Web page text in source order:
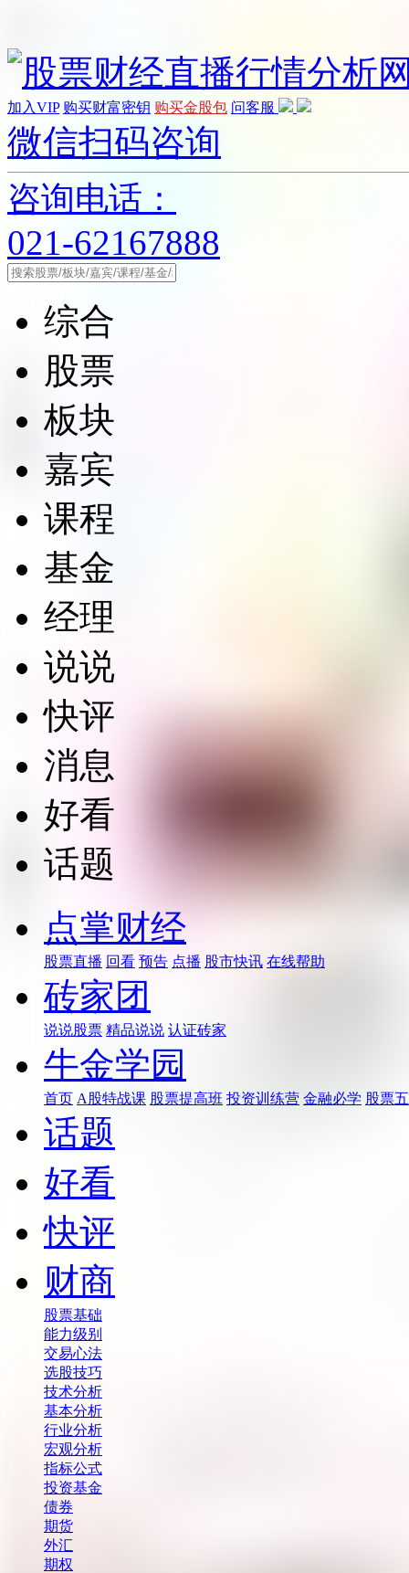
加入VIP 购买财富密钥 购买金股包 问客服
微信扫码咨询
咨询电话：
021-62167888
综合
股票
板块
嘉宾
课程
基金
经理
说说
快评
消息
好看
话题
点掌财经
股票直播 回看 预告 点播 股市快讯 在线帮助
砖家团
说说股票 精品说说 认证砖家
牛金学园
首页 A股特战课 股票提高班 投资训练营 金融必学 股票
话题
好看
快评
财商
股票基础
能力级别
交易心法
选股技巧
技术分析
基本分析
行业分析
宏观分析
指标公式
投资基金
债券
期货
外汇
期权